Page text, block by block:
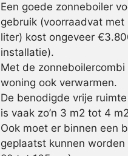
Een goede zonneboiler
gebruik (voorraadvat met
liter) kost ongeveer
installatie).
Met de zonneboilercombi
woning ook verwarmen.
De benodigde vrije
is vaak zo’n 3 m2 tot 4
Ook moet er binnen een
geplaatst kunnen worden